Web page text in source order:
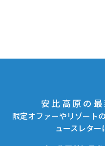
安比高原の
限定オファーやリゾート
ュースレター